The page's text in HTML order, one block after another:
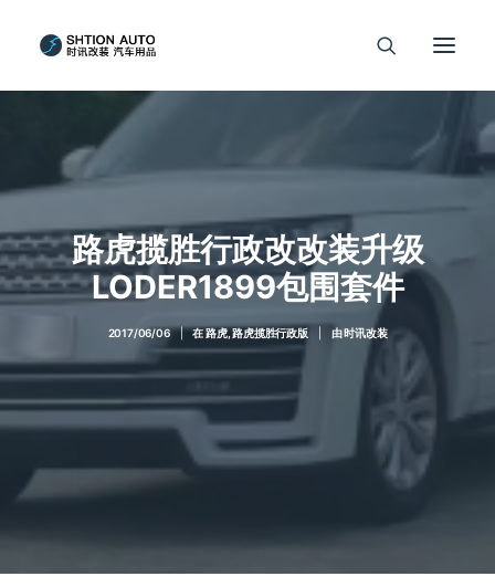
路虎揽胜行政改改装升级
LODER1899包围套件
2017/06/06 | 在路虎,路虎揽胜行政版 由时讯改装